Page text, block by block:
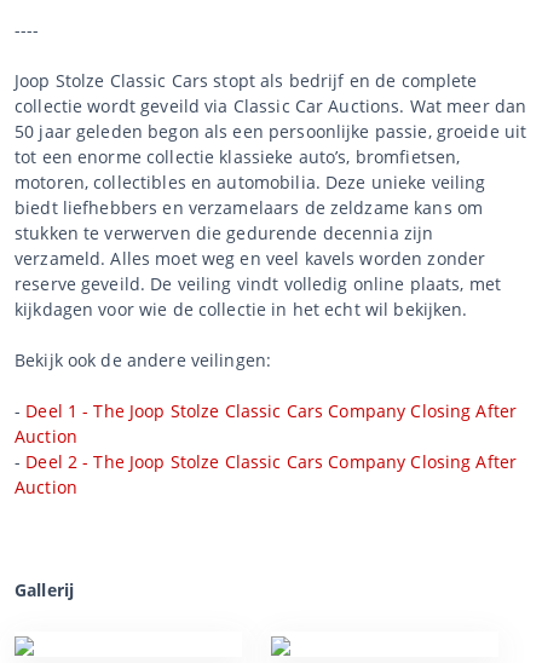
----
Joop Stolze Classic Cars stopt als bedrijf en de complete
collectie wordt geveild via Classic Car Auctions. Wat meer dan
50 jaar geleden begon als een persoonlijke passie, groeide uit
tot een enorme collectie klassieke auto’s, bromfietsen,
motoren, collectibles en automobilia. Deze unieke veiling
biedt liefhebbers en verzamelaars de zeldzame kans om
stukken te verwerven die gedurende decennia zijn
verzameld. Alles moet weg en veel kavels worden zonder
reserve geveild. De veiling vindt volledig online plaats, met
kijkdagen voor wie de collectie in het echt wil bekijken.
Bekijk ook de andere veilingen:
- Deel 1 - The Joop Stolze Classic Cars Company Closing After
Auction
- Deel 2 - The Joop Stolze Classic Cars Company Closing After
Auction
Gallerij